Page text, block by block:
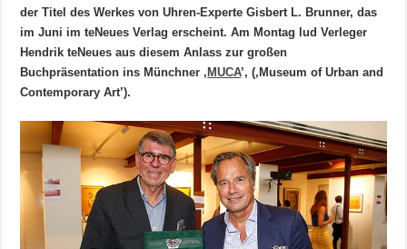
der Titel des Werkes von Uhren-Experte Gisbert L. Brunner, das
im Juni im teNeues Verlag erscheint. Am Montag lud Verleger
Hendrik teNeues aus diesem Anlass zur großen
Buchpräsentation ins Münchner ‚ MUCA’, (‚Museum of Urban and
Contemporary Art’).